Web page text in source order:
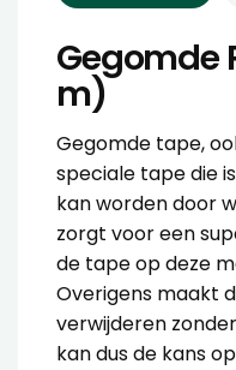
Gegomde
m)
Gegomde tape,
speciale tape die
kan worden door
zorgt voor een
de tape op deze
Overigens maakt
verwijderen
kan dus de kans